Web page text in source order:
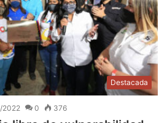
Destacada
2022 0 376